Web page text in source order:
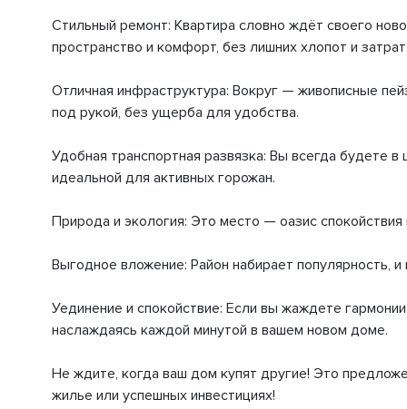
Стильный ремонт: Квартира словно ждёт своего
пространство и комфорт, без лишних хлопот и
Отличная инфраструктура: Вокруг — живописные
под рукой, без ущерба для удобства.
Удобная транспортная развязка: Вы всегда будете
идеальной для активных горожан.
Природа и экология: Это место — оазис
Выгодное вложение: Район набирает популярность,
Уединение и спокойствие: Если вы жаждете
наслаждаясь каждой минутой в вашем новом доме.
Не ждите, когда ваш дом купят другие! Это
жилье или успешных инвестициях!